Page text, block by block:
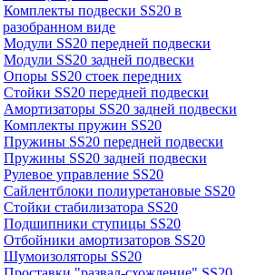
Комплекты подвески SS20 в
разобранном виде
Модули SS20 передней подвески
Модули SS20 задней подвески
Опоры SS20 стоек передних
Стойки SS20 передней подвески
Амортизаторы SS20 задней подвески
Комплекты пружин SS20
Пружины SS20 передней подвески
Пружины SS20 задней подвески
Рулевое управление SS20
Сайлентблоки полиуретановые SS20
Стойки стабилизатора SS20
Подшипники ступицы SS20
Отбойники амортизаторов SS20
Шумоизоляторы SS20